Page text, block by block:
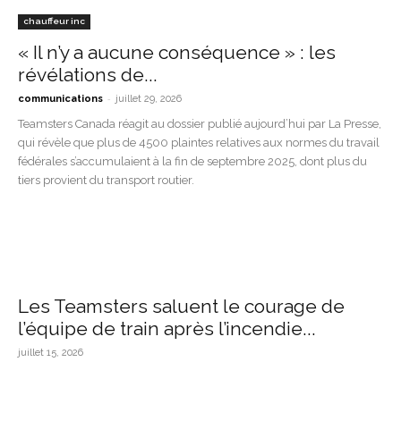
chauffeur inc
« Il n’y a aucune conséquence » : les
révélations de...
communications - juillet 29, 2026
Teamsters Canada réagit au dossier publié aujourd’hui par La Presse,
qui révèle que plus de 4500 plaintes relatives aux normes du travail
fédérales s’accumulaient à la fin de septembre 2025, dont plus du
tiers provient du transport routier.
Les Teamsters saluent le courage de
l’équipe de train après l’incendie...
juillet 15, 2026